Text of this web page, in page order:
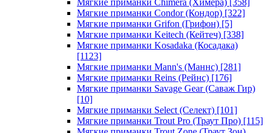
Мягкие приманки Chimera (Химера) [358]
Мягкие приманки Condor (Кондор) [322]
Мягкие приманки Grifon (Грифон) [5]
Мягкие приманки Keitech (Кейтеч) [338]
Мягкие приманки Kosadaka (Косадака)
[1123]
Мягкие приманки Mann's (Маннс) [281]
Мягкие приманки Reins (Рейнс) [176]
Мягкие приманки Savage Gear (Саваж Гир)
[10]
Мягкие приманки Select (Селект) [101]
Мягкие приманки Trout Pro (Траут Про) [115]